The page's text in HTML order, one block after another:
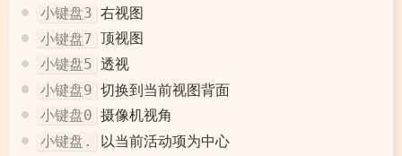
小键盘3 右视图
小键盘7 顶视图
小键盘5 透视
小键盘9 切换到当前视图背面
小键盘0 摄像机视角
小键盘. 以当前活动项为中心